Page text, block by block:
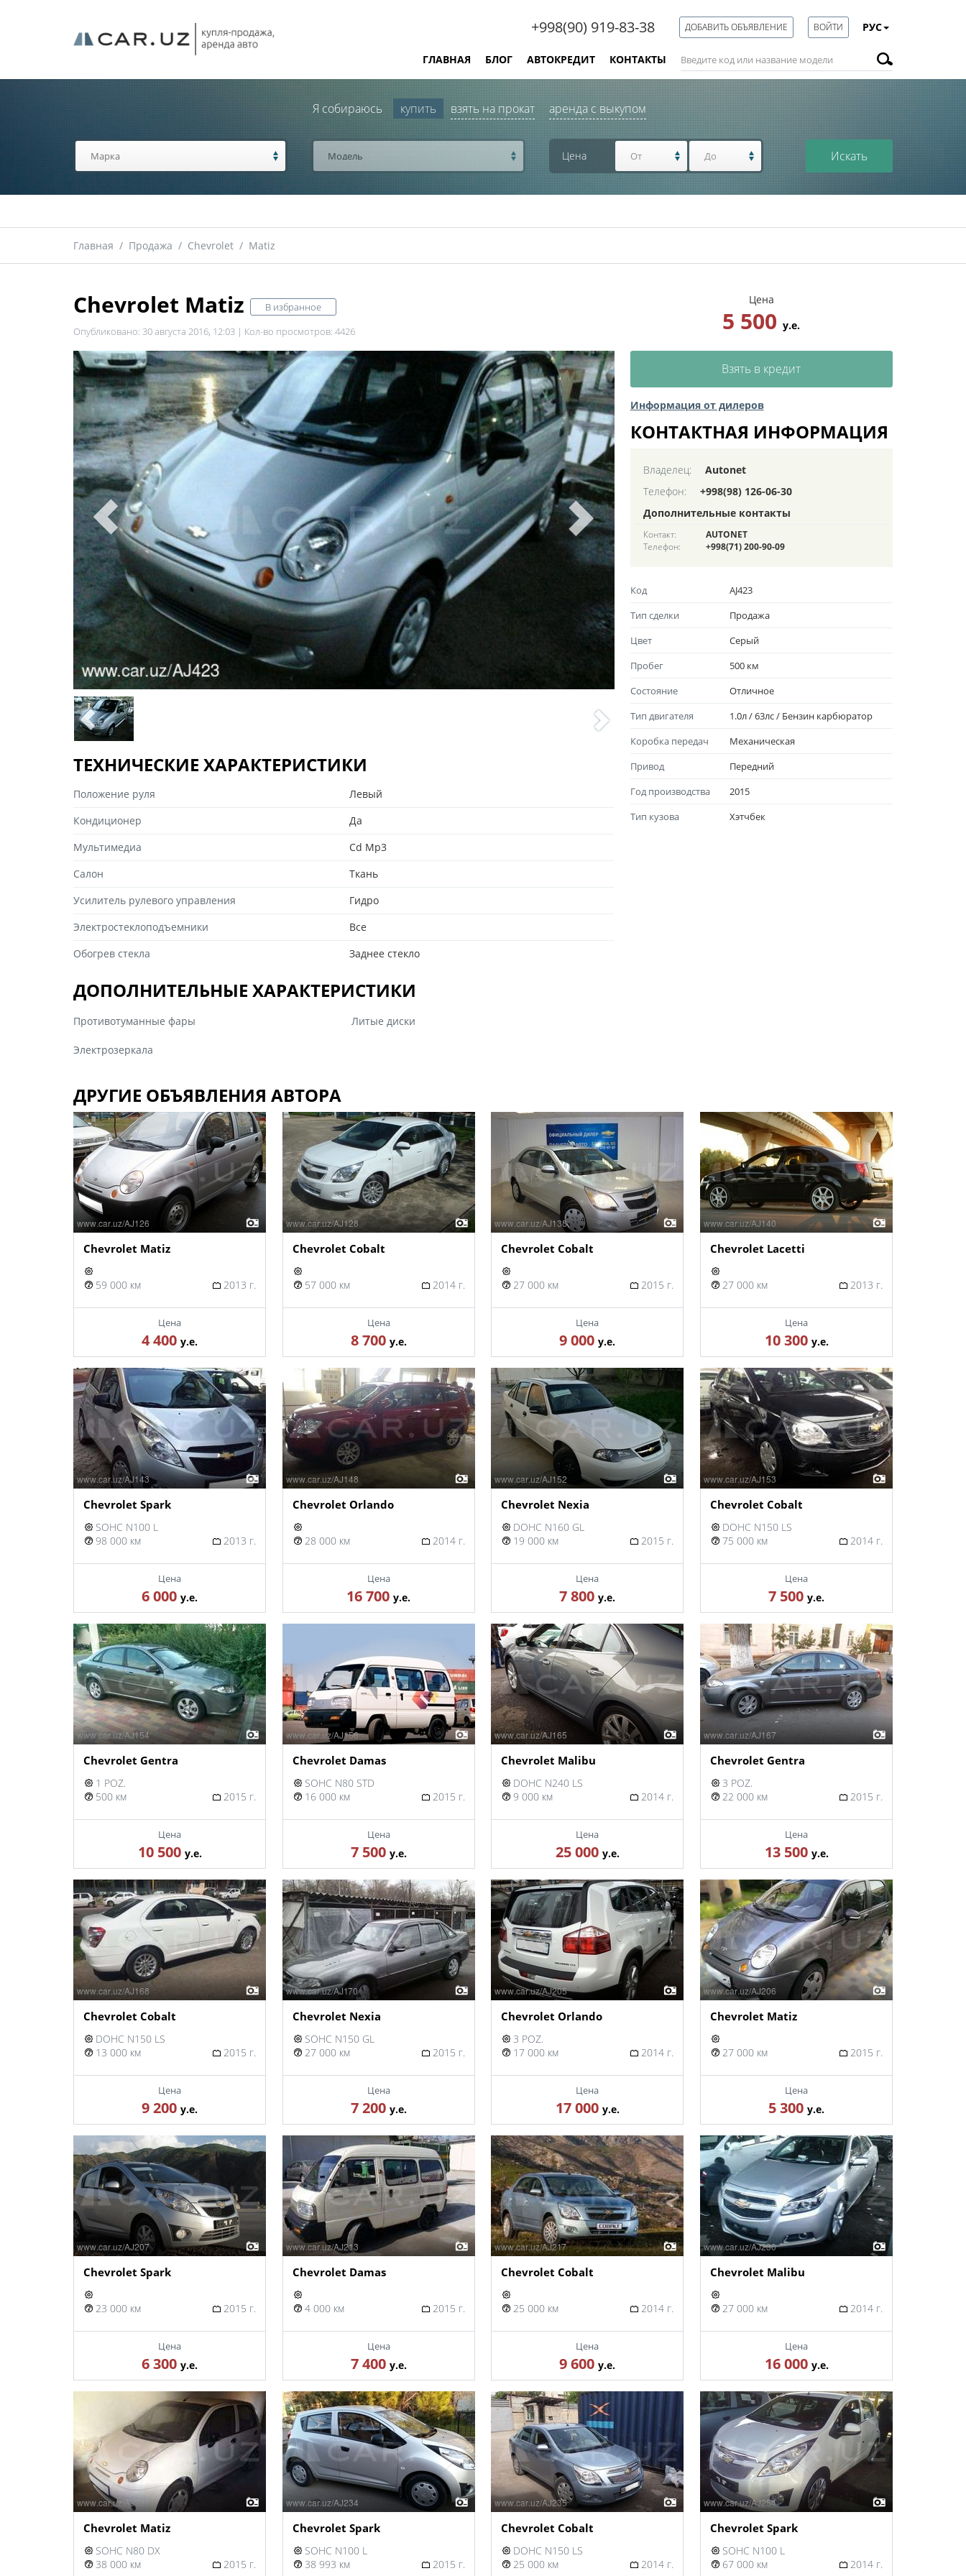
+998(90) 919-83-38 ДОБАВИТЬ ОБЪЯВЛЕНИЕ ВОЙТИ РУС
ГЛАВНАЯ БЛОГ АВТОКРЕДИТ КОНТАКТЫ
Я собираюсь купить взять на прокат аренда с выкупом
Модель Цена Искать
Главная / Продажа / Chevrolet / Matiz
Chevrolet Matiz
В избранное
Опубликовано: 30 августа 2016, 12:03 | Кол-во просмотров: 4426
Цена
5 500у.е.
ТЕХНИЧЕСКИЕ ХАРАКТЕРИСТИКИ
Положение руля
Левый
Кондиционер
Да
Мультимедиа
Cd Mp3
Салон
Ткань
Усилитель рулевого управления
Гидро
Электростеклоподъемники
Все
Обогрев стекла
Заднее стекло
ДОПОЛНИТЕЛЬНЫЕ ХАРАКТЕРИСТИКИ
Противотуманные фары Литые диски
Электрозеркала
Взять в кредит
Информация от дилеров
КОНТАКТНАЯ ИНФОРМАЦИЯ
Владелец:
Autonet
Телефон:
+998(98) 126-06-30
Дополнительные контакты
Контакт:
AUTONET
Телефон:
+998(71) 200-90-09
Код
AJ423
Тип сделки
Продажа
Цвет
Серый
Пробег
500 км
Состояние
Отличноe
Тип двигателя
1.0л / 63лс / Бензин карбюратор
Коробка передач
Механическая
Привод
Передний
Год производства
2015
Тип кузова
Хэтчбек
ДРУГИЕ ОБЪЯВЛЕНИЯ АВТОРА
Chevrolet Matiz
59 000 км 2013 г.
Цена
4 400 у.е.
Chevrolet Cobalt
57 000 км 2014 г.
Цена
8 700 у.е.
Chevrolet Cobalt
27 000 км 2015 г.
Цена
9 000у.е.
Chevrolet Lacetti
27 000 км 2013 г.
Цена
10 300 у.е.
Chevrolet Spark
SOHC N100 L
98 000 км
2013 г.
Цена
6 000 у.е.
Chevrolet Orlando
28 000 км 2014 г.
Цена
16 700у.е.
Chevrolet Nexia
DOHC N160 GL
19 000 км
2015 г.
Цена
7 800у.е.
Chevrolet Cobalt
DOHC N150 LS
75 000 км
2014 г.
Цена
7 500у.е.
Chevrolet Gentra
1 POZ.
500 км
2015 г.
Цена
10 500 у.е.
Chevrolet Damas
SOHC N80 STD
16 000 км
2015 г.
Цена
7 500 у.е.
Chevrolet Malibu
DOHC N240 LS
9 000 км
2014 г.
Цена
25 000 у.е.
Chevrolet Gentra
3 POZ.
22 000 км
2015 г.
Цена
13 500 у.е.
Chevrolet Cobalt
DOHC N150 LS
13 000 км
2015 г.
Цена
9 200 у.е.
Chevrolet Nexia
SOHC N150 GL
27 000 км
2015 г.
Цена
7 200 у.е.
Chevrolet Orlando
3 POZ.
17 000 км
2014 г.
Цена
17 000 у.е.
Chevrolet Matiz
27 000 км 2015 г.
Цена
5 300у.е.
Chevrolet Spark
23 000 км 2015 г.
Цена
6 300 у.е.
Chevrolet Damas
4 000 км 2015 г.
Цена
7 400 у.е.
Chevrolet Cobalt
25 000 км 2014 г.
Цена
9 600у.е.
Chevrolet Malibu
27 000 км 2014 г.
Цена
16 000 у.е.
Chevrolet Matiz
SOHC N80 DX
38 000 км
2015 г.
Chevrolet Spark
SOHC N100 L
38 993 км
2015 г.
Chevrolet Cobalt
DOHC N150 LS
25 000 км
2014 г.
Chevrolet Spark
SOHC N100 L
67 000 км
2014 г.